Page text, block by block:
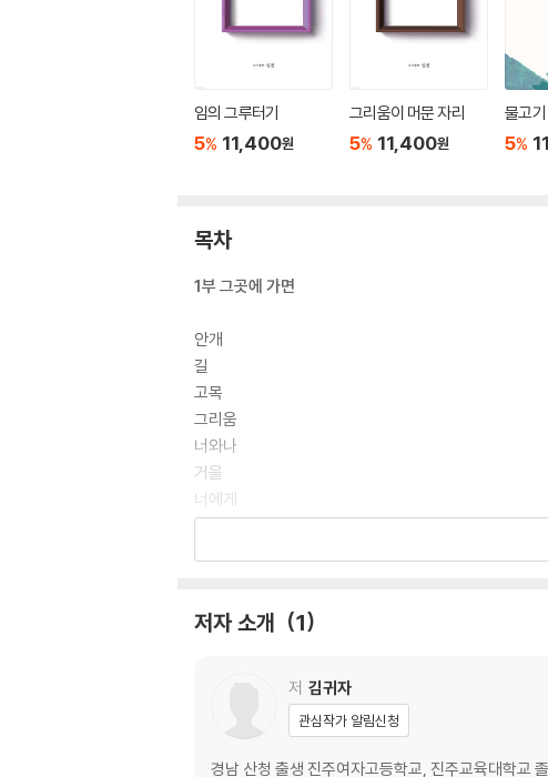
임의 그루터기
5% 11,400원
그리움이 머문 자리
5% 11,400원
물고
5%
목차
1부 그곳에 가면
안개
길
고목
그리움
너와나
거울
너에게
분수
치매
마음 한 곳
화살
저자 소개 1
저 김귀자
관심작가 알림신청
경남 산청 출생 진주여자고등학교, 진주교육대학교